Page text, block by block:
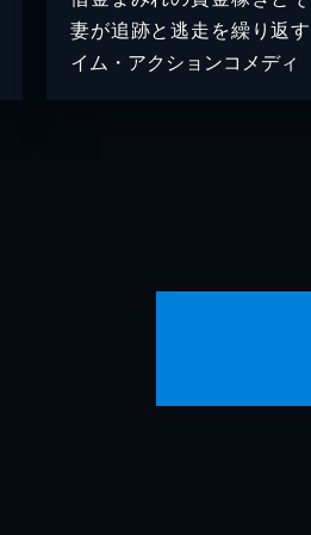
妻が追跡と逃走を繰り返
イム・アクションコメディ